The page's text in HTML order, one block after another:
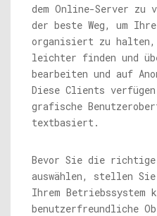
dem Online-Server zu
der beste Weg, um
organisiert zu
leichter finden und
bearbeiten und auf
Diese Clients
grafische
textbasiert.
Bevor Sie die richtige
auswählen, stellen
Ihrem Betriebssystem
benutzerfreundliche